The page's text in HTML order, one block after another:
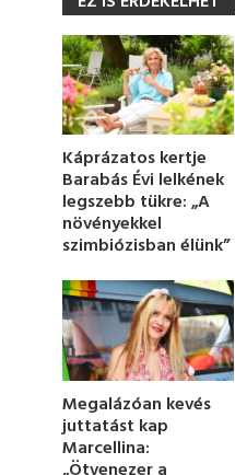
o
n
d
s
o
f
m
i
n
u
t
e
4
s
e
c
o
n
s
Káprázatos kertje
Barabás Évi lelkének
legszebb tükre: „A
növényekkel
szimbiózisban élünk”
Megalázóan kevés
juttatást kap
Marcellina: